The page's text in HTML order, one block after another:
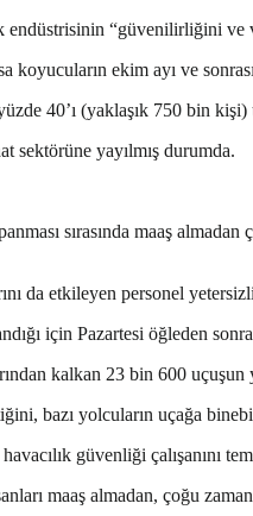
“güvenilirliğini
ekim ayı ve
40’ı (yaklaşık 750 bin kişi)
sektörüne yayılmış durumda.
sırasında maaş
da etkileyen personel
için Pazartesi öğleden
kalkan 23 bin 600 uçuşun
bazı yolcuların uçağa
güvenliği çalışanını
maaş almadan, çoğu